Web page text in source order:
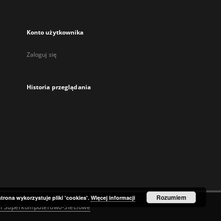
Konto użytkownika
Zaloguj się
Historia przeglądania
Superkomputerowo-Sieciowe
wykorzystuje pliki 'cookies'.Więcej informacji Rozumiem